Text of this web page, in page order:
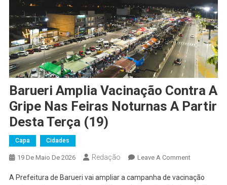
Barueri Amplia Vacinação Contra A
Gripe Nas Feiras Noturnas A Partir
Desta Terça (19)
Capa Cidades
19 De Maio De 2026 Redação Leave A CommentOn
Amplia
A Prefeitura de Barueri vai ampliar a campanha de vacinação